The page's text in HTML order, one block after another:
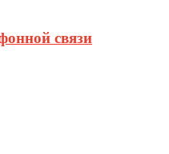
связи